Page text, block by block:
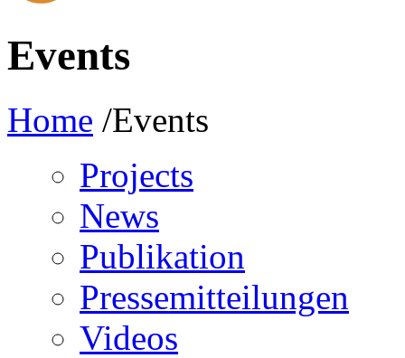
Events
Home /Events
Projects
News
Publikation
Pressemitteilungen
Videos